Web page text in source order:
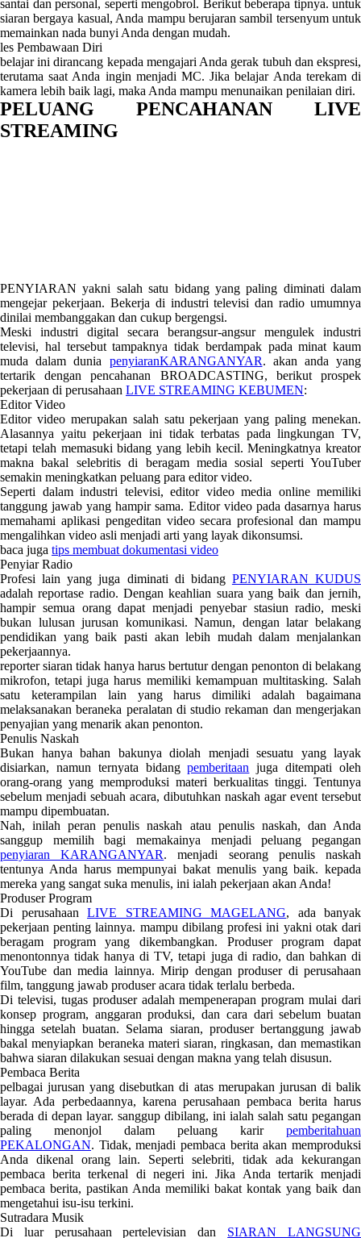
santai dan personal, seperti mengobrol. Berikut beberapa tipnya. untuk
siaran bergaya kasual, Anda mampu berujaran sambil tersenyum untuk
memainkan nada bunyi Anda dengan mudah.
les Pembawaan Diri
belajar ini dirancang kepada mengajari Anda gerak tubuh dan ekspresi,
terutama saat Anda ingin menjadi MC. Jika belajar Anda terekam di
kamera lebih baik lagi, maka Anda mampu menunaikan penilaian diri.
PELUANG PENCAHANAN LIVE
STREAMING
PENYIARAN yakni salah satu bidang yang paling diminati dalam
mengejar pekerjaan. Bekerja di industri televisi dan radio umumnya
dinilai membanggakan dan cukup bergengsi.
Meski industri digital secara berangsur-angsur mengulek industri
televisi, hal tersebut tampaknya tidak berdampak pada minat kaum
muda dalam dunia penyiaranKARANGANYAR. akan anda yang
tertarik dengan pencahanan BROADCASTING, berikut prospek
pekerjaan di perusahaan LIVE STREAMING KEBUMEN:
Editor Video
Editor video merupakan salah satu pekerjaan yang paling menekan.
Alasannya yaitu pekerjaan ini tidak terbatas pada lingkungan TV,
tetapi telah memasuki bidang yang lebih kecil. Meningkatnya kreator
makna bakal selebritis di beragam media sosial seperti YouTuber
semakin meningkatkan peluang para editor video.
Seperti dalam industri televisi, editor video media online memiliki
tanggung jawab yang hampir sama. Editor video pada dasarnya harus
memahami aplikasi pengeditan video secara profesional dan mampu
mengalihkan video asli menjadi arti yang layak dikonsumsi.
baca juga tips membuat dokumentasi video
Penyiar Radio
Profesi lain yang juga diminati di bidang PENYIARAN KUDUS
adalah reportase radio. Dengan keahlian suara yang baik dan jernih,
hampir semua orang dapat menjadi penyebar stasiun radio, meski
bukan lulusan jurusan komunikasi. Namun, dengan latar belakang
pendidikan yang baik pasti akan lebih mudah dalam menjalankan
pekerjaannya.
reporter siaran tidak hanya harus bertutur dengan penonton di belakang
mikrofon, tetapi juga harus memiliki kemampuan multitasking. Salah
satu keterampilan lain yang harus dimiliki adalah bagaimana
melaksanakan beraneka peralatan di studio rekaman dan mengerjakan
penyajian yang menarik akan penonton.
Penulis Naskah
Bukan hanya bahan bakunya diolah menjadi sesuatu yang layak
disiarkan, namun ternyata bidangpemberitaan juga ditempati oleh
orang-orang yang memproduksi materi berkualitas tinggi. Tentunya
sebelum menjadi sebuah acara, dibutuhkan naskah agar event tersebut
mampu dipembuatan.
Nah, inilah peran penulis naskah atau penulis naskah, dan Anda
sanggup memilih bagi memakainya menjadi peluang pegangan
penyiaran KARANGANYAR. menjadi seorang penulis naskah
tentunya Anda harus mempunyai bakat menulis yang baik. kepada
mereka yang sangat suka menulis, ini ialah pekerjaan akan Anda!
Produser Program
Di perusahaan LIVE STREAMING MAGELANG, ada banyak
pekerjaan penting lainnya. mampu dibilang profesi ini yakni otak dari
beragam program yang dikembangkan. Produser program dapat
menontonnya tidak hanya di TV, tetapi juga di radio, dan bahkan di
YouTube dan media lainnya. Mirip dengan produser di perusahaan
film, tanggung jawab produser acara tidak terlalu berbeda.
Di televisi, tugas produser adalah mempenerapan program mulai dari
konsep program, anggaran produksi, dan cara dari sebelum buatan
hingga setelah buatan. Selama siaran, produser bertanggung jawab
bakal menyiapkan beraneka materi siaran, ringkasan, dan memastikan
bahwa siaran dilakukan sesuai dengan makna yang telah disusun.
Pembaca Berita
pelbagai jurusan yang disebutkan di atas merupakan jurusan di balik
layar. Ada perbedaannya, karena perusahaan pembaca berita harus
berada di depan layar. sanggup dibilang, ini ialah salah satu pegangan
paling menonjol dalam peluang karir pemberitahuan
PEKALONGAN. Tidak, menjadi pembaca berita akan memproduksi
Anda dikenal orang lain. Seperti selebriti, tidak ada kekurangan
pembaca berita terkenal di negeri ini. Jika Anda tertarik menjadi
pembaca berita, pastikan Anda memiliki bakat kontak yang baik dan
mengetahui isu-isu terkini.
Sutradara Musik
Di luar perusahaan pertelevisian dan SIARAN LANGSUNG